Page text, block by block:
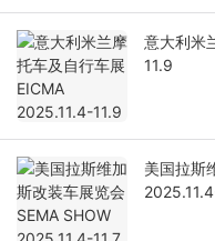
意大利米
11.9
美国拉斯